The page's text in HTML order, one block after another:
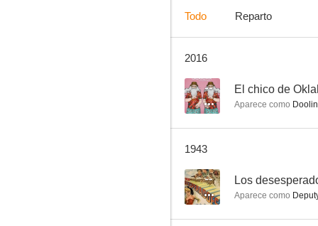
El chico de Oklahoma
--
Todo Reparto
2016
-- El chico de
Aparece como Doolin
1943
-- Los
Aparece como